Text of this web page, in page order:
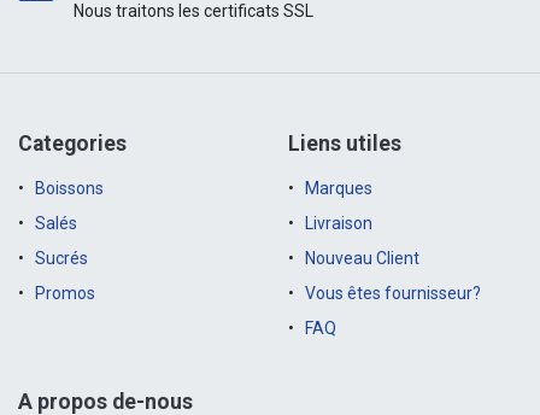
Nous traitons les certificats SSL
Categories
Boissons
Salés
Sucrés
Promos
Liens utiles
Marques
Livraison
Nouveau Client
Vous êtes fournisseur?
FAQ
A propos de-nous